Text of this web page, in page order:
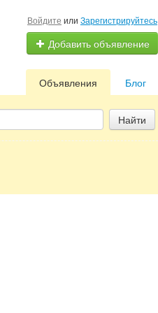
Войдите или Зарегистрируйтесь
Добавить объявление
Блог
Объявления
Найти